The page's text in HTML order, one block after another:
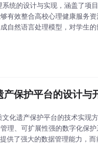
统的设计与实现，涵盖了项
有效整合高校心理健康服务
自然语言处理模型，对学生
保护平台的设计与
化遗产保护平台的技术实现
理、可扩展性强的数字化保
供了强大的数据管理能力，